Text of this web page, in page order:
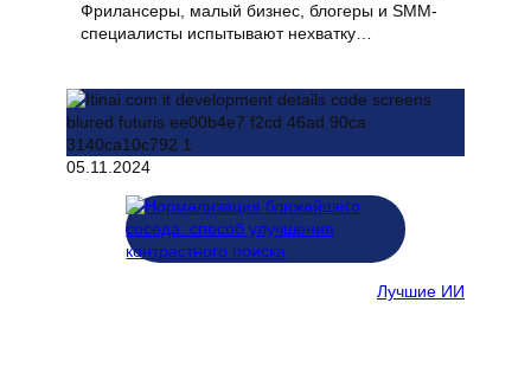
Фрилансеры, малый бизнес, блогеры и SMM-
специалисты испытывают нехватку…
05.11.2024
Лучшие ИИ